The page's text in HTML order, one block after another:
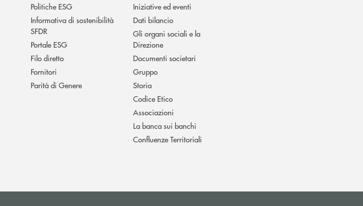
Politiche ESG
Informativa di sostenibilità
SFDR
Portale ESG
Filo diretto
Fornitori
Parità di Genere
Iniziative ed eventi
Dati bilancio
Gli organi sociali e la
Direzione
Documenti societari
Gruppo
Storia
Codice Etico
Associazioni
La banca sui banchi
Confluenze Territoriali